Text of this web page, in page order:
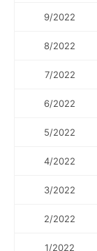
9/2022
8/2022
7/2022
6/2022
5/2022
4/2022
3/2022
2/2022
1/2022